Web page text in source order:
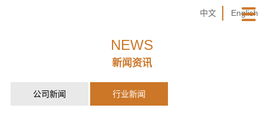
中文 English
NEWS
新闻资讯
公司新闻 行业新闻